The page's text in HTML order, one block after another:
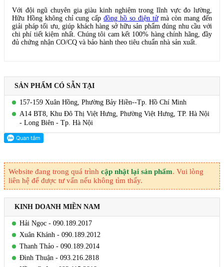
Với đội ngũ chuyên gia giàu kinh nghiệm trong lĩnh vực đo lường,
Hữu Hồng không chỉ cung cấpđồng hồ so điện tửmà còn mang đến
giải pháp tối ưu, giúp khách hàng sở hữu sản phẩm đúng nhu cầu với
chi phí tiết kiệm nhất. Chúng tôi cam kết 100% hàng chính hãng, đầy
đủ chứng nhận CO/CQ và bảo hành theo tiêu chuẩn nhà sản xuất.
SẢN PHẨM CÓ SẴN TẠI
157-159 Xuân Hồng, Phường Bảy Hiền--Tp. Hồ Chí Minh
A14 BT8, Khu Đô Thị Việt Hưng, Phường Việt Hưng, TP. Hà Nội
- Long Biên - Tp. Hà Nội
Website đang trong quá trình cập nhật lại sản phẩm. Vui lòng
liên hệ để được tư vấn nếu không tìm thấy.
KINH DOANH MIỀN NAM
Hải Ngọc - 090.189.2017
Xuân Khánh - 090.189.2012
Thanh Thảo - 090.189.2014
Đình Thuận - 093.216.2818